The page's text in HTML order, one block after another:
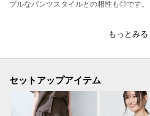
プルなパンツスタイルとの相性も◎です。
スカート：127－75403
【素材ポイント】
セットアップアイテム